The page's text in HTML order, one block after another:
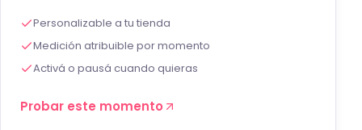
Personalizable a tu tienda
Medición atribuible por momento
Activá o pausá cuando quieras
Probar este momento